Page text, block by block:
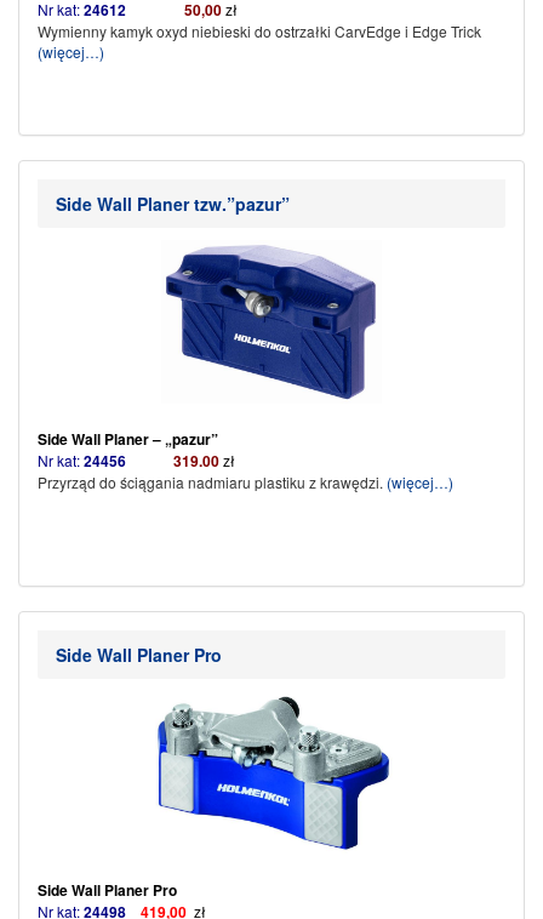
Nr kat:24612 50,00zł
Wymienny kamyk oxyd niebieski do ostrzałki CarvEdge i Edge Trick
(więcej…)
Side Wall Planer tzw.”pazur”
Side Wall Planer – „pazur”
Nr kat:24456 319.00zł
Przyrząd do ściągania nadmiaru plastiku z krawędzi. (więcej…)
Side Wall Planer Pro
Side Wall Planer Pro
Nr kat:24498 419,00 zł